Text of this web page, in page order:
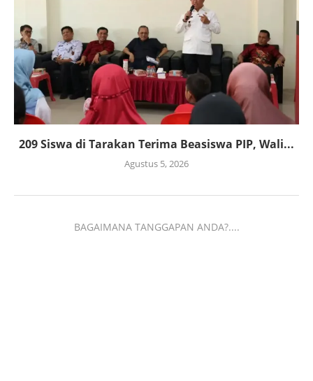
209 Siswa di Tarakan Terima Beasiswa PIP, Wali...
Agustus 5, 2026
BAGAIMANA TANGGAPAN ANDA?....